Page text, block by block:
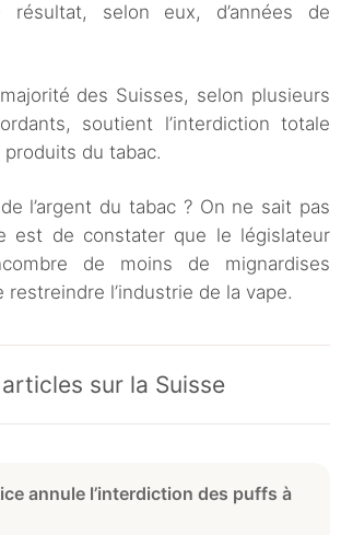
résultat, selon eux, d’années de
des Suisses, selon plusieurs
soutient l’interdiction totale
du tabac.
l’argent du tabac ? On ne sait pas
est de constater que le législateur
de moins de mignardises
restreindre l’industrie de la vape.
sur la Suisse
annule l’interdiction des puffs à